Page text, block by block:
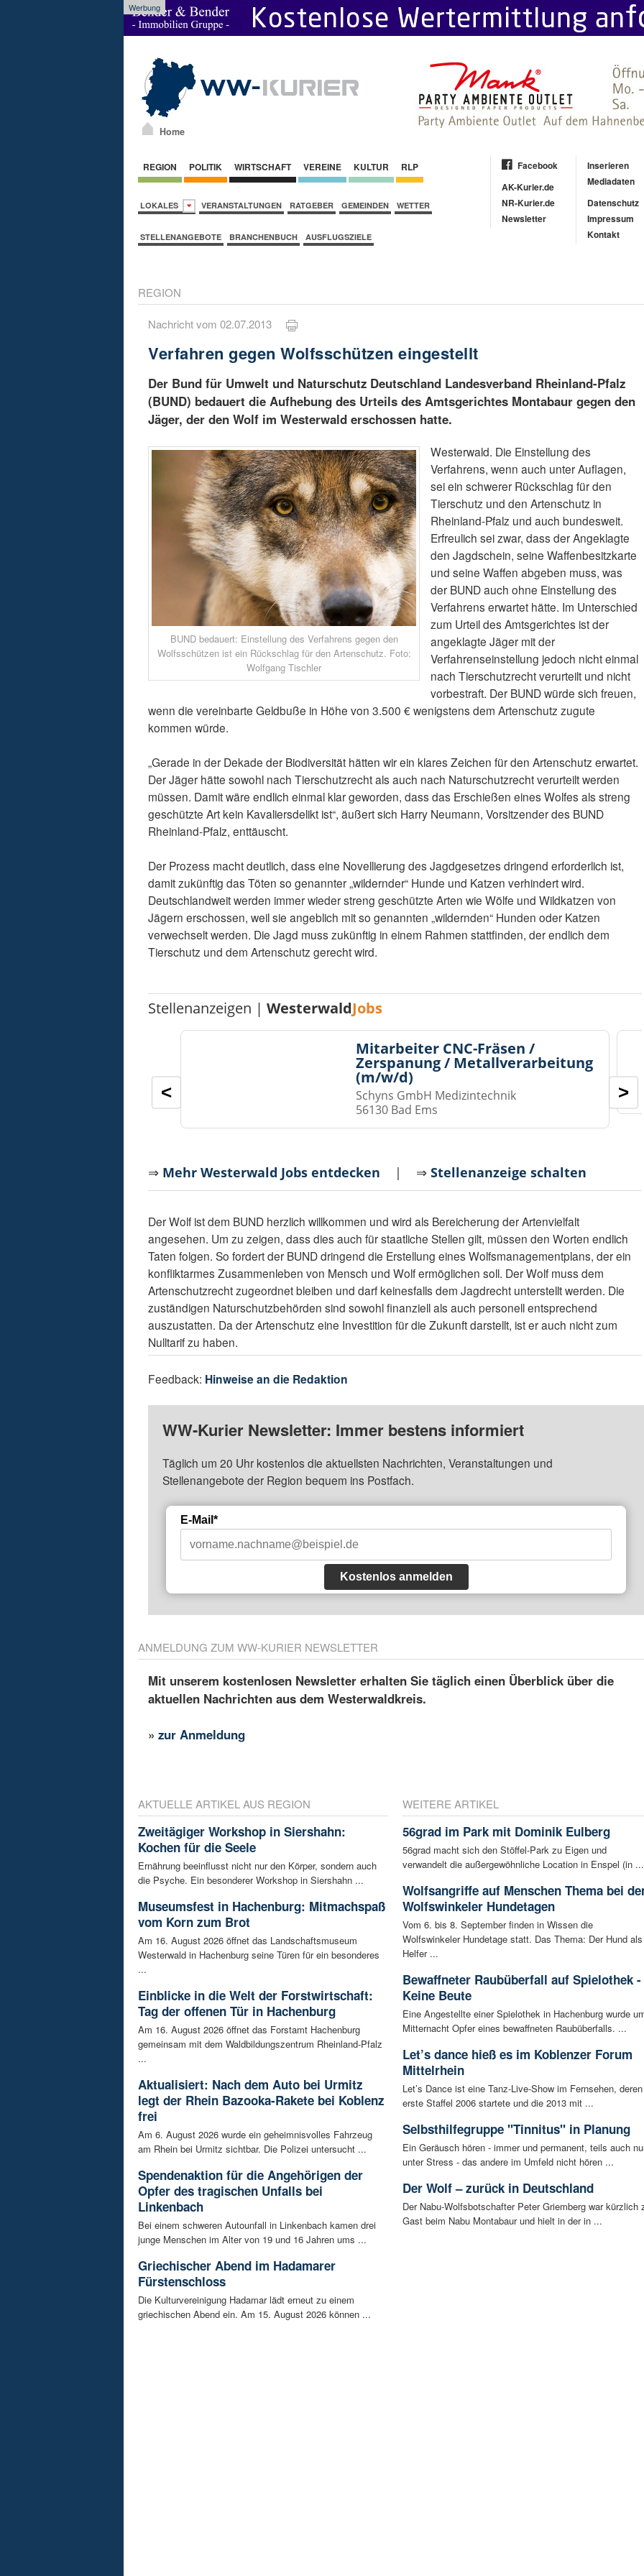
Werbung
Home
REGION POLITIK WIRTSCHAFT VEREINE KULTUR RLP
LOKALES VERANSTALTUNGEN RATGEBER GEMEINDEN WETTER
STELLENANGEBOTE BRANCHENBUCH AUSFLUGSZIELE
Facebook
AK-Kurier.de
NR-Kurier.de
Newsletter
Inserieren
Mediadaten
Datenschutz
Impressum
Kontakt
REGION
Nachricht vom 02.07.2013
Verfahren gegen Wolfsschützen eingestellt
Der Bund für Umwelt und Naturschutz Deutschland Landesverband Rheinland-Pfalz
(BUND) bedauert die Aufhebung des Urteils des Amtsgerichtes Montabaur gegen den
Jäger, der den Wolf im Westerwald erschossen hatte.
BUND bedauert: Einstellung des Verfahrens gegen den
Wolfsschützen ist ein Rückschlag für den Artenschutz. Foto:
Wolfgang Tischler
Westerwald. Die Einstellung des
Verfahrens, wenn auch unter Auflagen,
sei ein schwerer Rückschlag für den
Tierschutz und den Artenschutz in
Rheinland-Pfalz und auch bundesweit.
Erfreulich sei zwar, dass der Angeklagte
den Jagdschein, seine Waffenbesitzkarte
und seine Waffen abgeben muss, was
der BUND auch ohne Einstellung des
Verfahrens erwartet hätte. Im Unterschied
zum Urteil des Amtsgerichtes ist der
angeklagte Jäger mit der
Verfahrenseinstellung jedoch nicht einmal
nach Tierschutzrecht verurteilt und nicht
vorbestraft. Der BUND würde sich freuen,
wenn die vereinbarte Geldbuße in Höhe von 3.500 € wenigstens dem Artenschutz zugute
kommen würde.
„Gerade in der Dekade der Biodiversität hätten wir ein klares Zeichen für den Artenschutz erwartet.
Der Jäger hätte sowohl nach Tierschutzrecht als auch nach Naturschutzrecht verurteilt werden
müssen. Damit wäre endlich einmal klar geworden, dass das Erschießen eines Wolfes als streng
geschützte Art kein Kavaliersdelikt ist“, äußert sich Harry Neumann, Vorsitzender des BUND
Rheinland-Pfalz, enttäuscht.
Der Prozess macht deutlich, dass eine Novellierung des Jagdgesetzes dringend erforderlich ist,
damit zukünftig das Töten so genannter „wildernder“ Hunde und Katzen verhindert wird.
Deutschlandweit werden immer wieder streng geschützte Arten wie Wölfe und Wildkatzen von
Jägern erschossen, weil sie angeblich mit so genannten „wildernden“ Hunden oder Katzen
verwechselt werden. Die Jagd muss zukünftig in einem Rahmen stattfinden, der endlich dem
Tierschutz und dem Artenschutz gerecht wird.
Stellenanzeigen |WesterwaldJobs
Mitarbeiter CNC-Fräsen /
Zerspanung / Metallverarbeitung
(m/w/d)
Schyns GmbH Medizintechnik
56130 Bad Ems
< >
⇒ Mehr Westerwald Jobs entdecken | ⇒Stellenanzeige schalten
Der Wolf ist dem BUND herzlich willkommen und wird als Bereicherung der Artenvielfalt
angesehen. Um zu zeigen, dass dies auch für staatliche Stellen gilt, müssen den Worten endlich
Taten folgen. So fordert der BUND dringend die Erstellung eines Wolfsmanagementplans, der ein
konfliktarmes Zusammenleben von Mensch und Wolf ermöglichen soll. Der Wolf muss dem
Artenschutzrecht zugeordnet bleiben und darf keinesfalls dem Jagdrecht unterstellt werden. Die
zuständigen Naturschutzbehörden sind sowohl finanziell als auch personell entsprechend
auszustatten. Da der Artenschutz eine Investition für die Zukunft darstellt, ist er auch nicht zum
Nulltarif zu haben.
Feedback: Hinweise an die Redaktion
WW-Kurier Newsletter: Immer bestens informiert
Täglich um 20 Uhr kostenlos die aktuellsten Nachrichten, Veranstaltungen und
Stellenangebote der Region bequem ins Postfach.
E-Mail*
Kostenlos anmelden
ANMELDUNG ZUM WW-KURIER NEWSLETTER
Mit unserem kostenlosen Newsletter erhalten Sie täglich einen Überblick über die
aktuellen Nachrichten aus dem Westerwaldkreis.
»zur Anmeldung
AKTUELLE ARTIKEL AUS REGION
Zweitägiger Workshop in Siershahn:
Kochen für die Seele
Ernährung beeinflusst nicht nur den Körper, sondern auch
die Psyche. Ein besonderer Workshop in Siershahn ...
Museumsfest in Hachenburg: Mitmachspaß
vom Korn zum Brot
Am 16. August 2026 öffnet das Landschaftsmuseum
Westerwald in Hachenburg seine Türen für ein besonderes
...
Einblicke in die Welt der Forstwirtschaft:
Tag der offenen Tür in Hachenburg
Am 16. August 2026 öffnet das Forstamt Hachenburg
gemeinsam mit dem Waldbildungszentrum Rheinland-Pfalz
...
Aktualisiert: Nach dem Auto bei Urmitz
legt der Rhein Bazooka-Rakete bei Koblenz
frei
Am 6. August 2026 wurde ein geheimnisvolles Fahrzeug
am Rhein bei Urmitz sichtbar. Die Polizei untersucht ...
Spendenaktion für die Angehörigen der
Opfer des tragischen Unfalls bei
Linkenbach
Bei einem schweren Autounfall in Linkenbach kamen drei
junge Menschen im Alter von 19 und 16 Jahren ums ...
Griechischer Abend im Hadamarer
Fürstenschloss
Die Kulturvereinigung Hadamar lädt erneut zu einem
griechischen Abend ein. Am 15. August 2026 können ...
WEITERE ARTIKEL
56grad im Park mit Dominik Eulberg
56grad macht sich den Stöffel-Park zu Eigen und
verwandelt die außergewöhnliche Location in Enspel (in ...
Wolfsangriffe auf Menschen Thema bei
Wolfswinkeler Hundetagen
Vom 6. bis 8. September finden in Wissen die
Wolfswinkeler Hundetage statt. Das Thema: Der Hund als
Helfer ...
Bewaffneter Raubüberfall auf Spielothek -
Keine Beute
Eine Angestellte einer Spielothek in Hachenburg wurde
Mitternacht Opfer eines bewaffneten Raubüberfalls. ...
Let’s dance hieß es im Koblenzer Forum
Mittelrhein
Let’s Dance ist eine Tanz-Live-Show im Fernsehen, deren
erste Staffel 2006 startete und die 2013 mit ...
Selbsthilfegruppe "Tinnitus" in Planung
Ein Geräusch hören - immer und permanent, teils auch
unter Stress - das andere im Umfeld nicht hören ...
Der Wolf – zurück in Deutschland
Der Nabu-Wolfsbotschafter Peter Griemberg war kürzlich
Gast beim Nabu Montabaur und hielt in der in ...